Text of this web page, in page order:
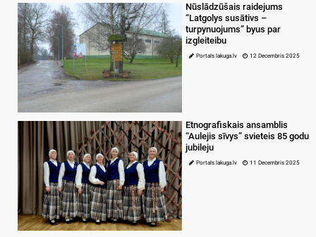
Nūslādzūšais raidejums
“Latgolys susātivs –
turpynuojums” byus par
izgleiteibu
Portals lakuga.lv 12 Decembris 2025
Etnografiskais ansamblis
“Aulejis sīvys” svieteis 85 godu
jubileju
Portals lakuga.lv 11 Decembris 2025